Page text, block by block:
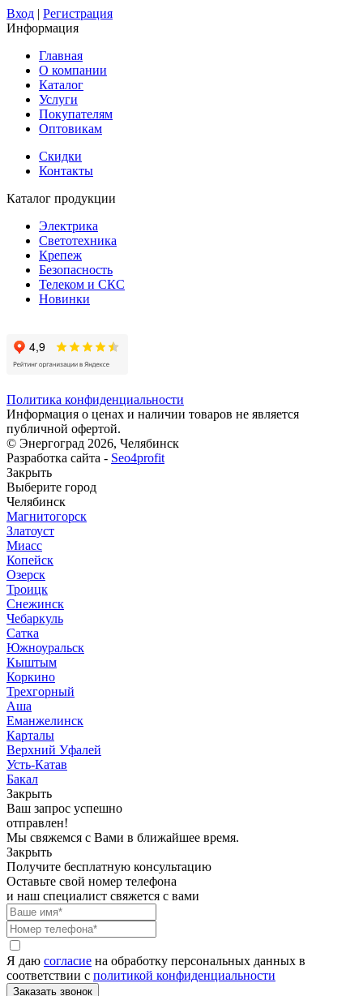
Вход | Регистрация
Информация
Главная
О компании
Каталог
Услуги
Покупателям
Оптовикам
Скидки
Контакты
Каталог продукции
Электрика
Светотехника
Крепеж
Безопасность
Телеком и СКС
Новинки
Политика конфиденциальности
Информация о ценах и наличии товаров не является
публичной офертой.
© Энергоград 2026, Челябинск
Разработка сайта - Seo4profit
Закрыть
Выберите город
Челябинск
Магнитогорск
Златоуст
Миасс
Копейск
Озерск
Троицк
Снежинск
Чебаркуль
Сатка
Южноуральск
Кыштым
Коркино
Трехгорный
Аша
Еманжелинск
Карталы
Верхний Уфалей
Усть-Катав
Бакал
Закрыть
Ваш запрос успешно
отправлен!
Мы свяжемся с Вами в ближайшее время.
Закрыть
Получите бесплатную консультацию
Оставьте свой номер телефона
и наш специалист свяжется с вами
Я даю согласие на обработку персональных данных в
соответствии с политикой конфиденциальности